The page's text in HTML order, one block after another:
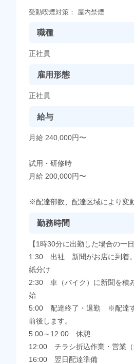
受動喫煙対策： 屋内禁煙
職種
正社員
雇用形態
正社員
給与
月給 240,000円〜
試用・研修時
月給 200,000円〜
※配達部数、配達区域により変
勤務時間
【1時30分に出勤した場合の一日
1:30 出社 新聞がお店に到着
紙分け
2:30 車（バイク）に新聞を積
5:00 配達終了・退勤 ※配達す
前後します。
5:00～12:00 休憩
12:00 チラシ折込作業・営業（
16:00 翌日配達準備